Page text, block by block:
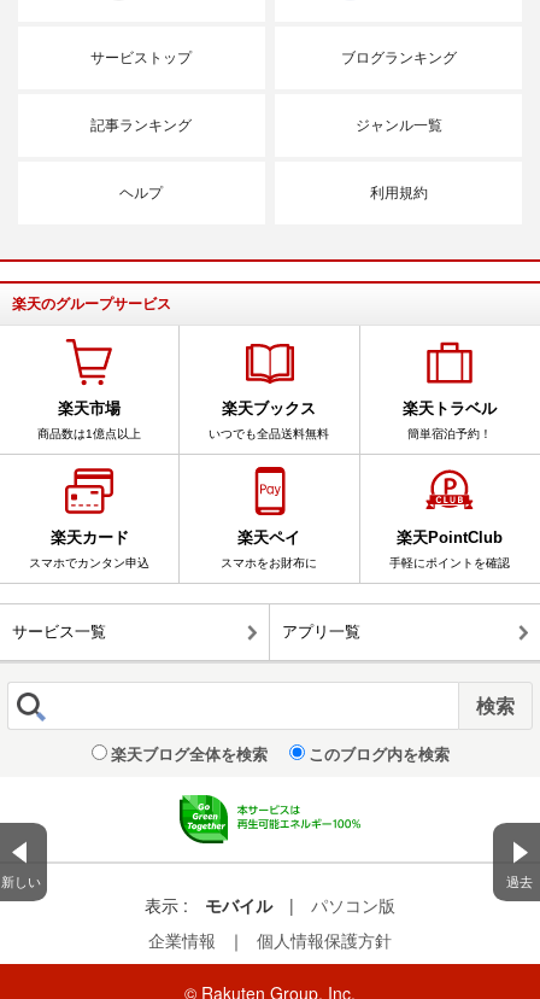
新しい 過去
サービストップ ブログランキング
記事ランキング ジャンル一覧
ヘルプ 利用規約
楽天のグループサービス
楽天市場
商品数は1億点以上
楽天ブックス
いつでも全品送料無料
楽天トラベル
簡単宿泊予約！
楽天カード
スマホでカンタン申込
楽天ペイ
スマホをお財布に
楽天PointClub
手軽にポイントを確認
サービス一覧 アプリ一覧
楽天ブログ全体を検索 このブログ内を検索
表示 : モバイル |
パソコン版
企業情報
｜ 個人情報保護方針
© Rakuten Group, Inc.